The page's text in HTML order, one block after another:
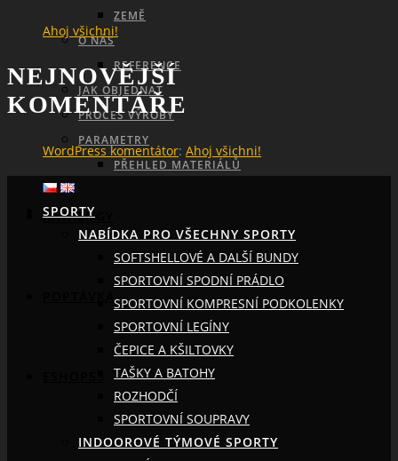
ZEMĚ
O NÁS
REFERENCE
JAK OBJEDNAT
PROCES VÝROBY
PARAMETRY
PŘEHLED MATERIÁLŮ
KATALOGY
Ahoj všichni!
NEJNOVĚJŠÍ
KOMENTÁŘE
WordPress komentátor: Ahoj všichni!
SPORTY
NABÍDKA PRO VŠECHNY SPORTY
SOFTSHELLOVÉ A DALŠÍ BUNDY
SPORTOVNÍ SPODNÍ PRÁDLO
SPORTOVNÍ KOMPRESNÍ PODKOLENKY
SPORTOVNÍ LEGÍNY
ČEPICE A KŠILTOVKY
TAŠKY A BATOHY
ROZHODČÍ
SPORTOVNÍ SOUPRAVY
INDOOROVÉ TÝMOVÉ SPORTY